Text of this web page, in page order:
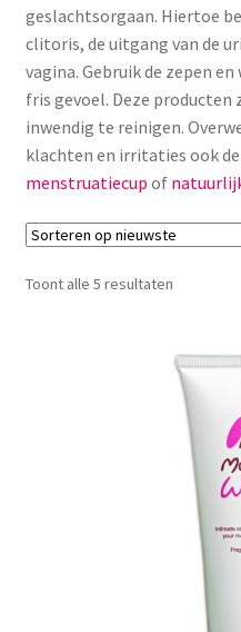
Menstruatieondergoed
Menstruatiepijn
Menstruatiesponsjes
Seksualiteit
Tampons
Verzorgingsproducten
Wasbaar maandverband
Wasbare zoogcompressen
Oefenbroekjes –
geslachtsorgaan. Hiertoe
clitoris, de uitgang van de
vagina. Gebruik de zepen
fris gevoel. Deze producten
inwendig te reinigen.
klachten en irritaties ook
menstruatiecup of
Toont alle 5 resultatenGesorteerd